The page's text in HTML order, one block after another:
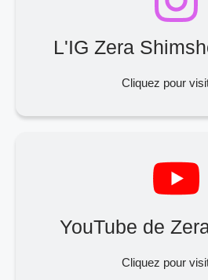
L'IG Zera
Cliquez pour
YouTube de
Cliquez pour